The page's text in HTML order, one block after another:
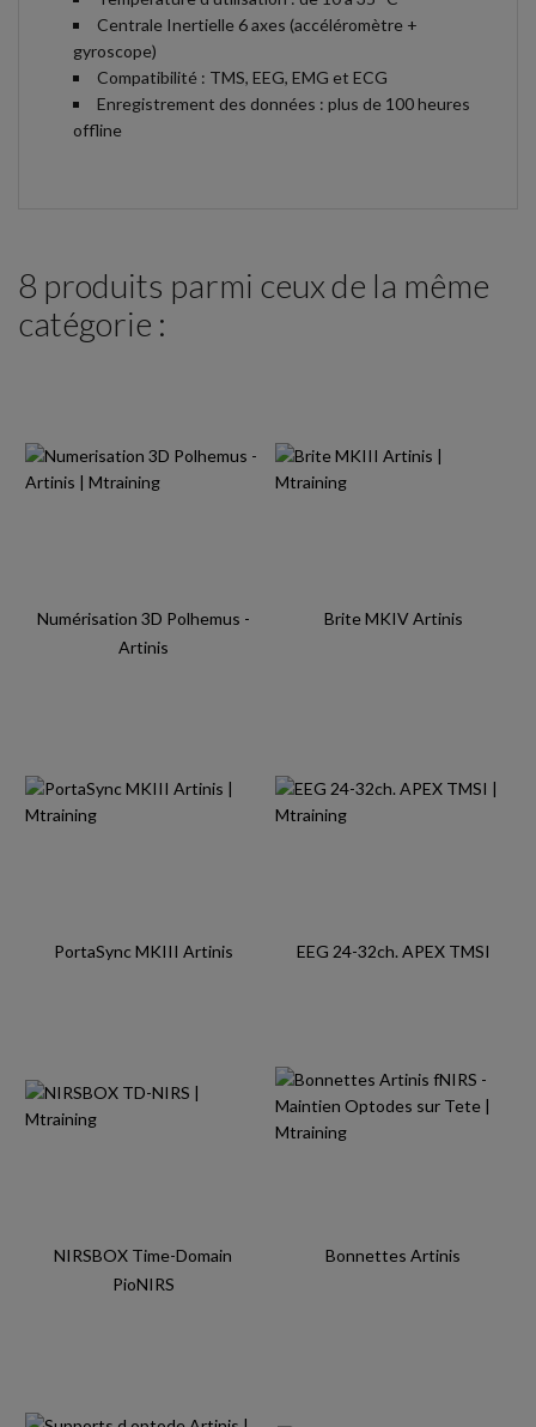
Centrale Inertielle 6 axes (accéléromètre +
gyroscope)
Compatibilité : TMS, EEG, EMG et ECG
Enregistrement des données : plus de 100 heures
offline
8 produits parmi ceux de la même
catégorie :
Numérisation 3D Polhemus -
Artinis
Brite MKIV Artinis
PortaSync MKIII Artinis EEG 24-32ch. APEX TMSI
NIRSBOX Time-Domain
PioNIRS
Bonnettes Artinis